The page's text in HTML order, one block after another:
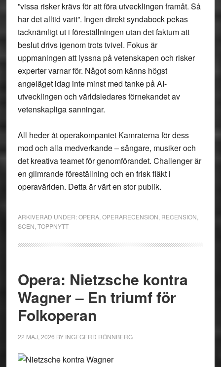
”vissa risker krävs för att föra utvecklingen framåt. Så
har det alltid varit”. Ingen direkt syndabock pekas
tacknämligt ut i föreställningen utan det faktum att
beslut drivs igenom trots tvivel. Fokus är
uppmaningen att lyssna på vetenskapen och risker
experter varnar för. Något som känns högst
angeläget idag inte minst med tanke på AI-
utvecklingen och världsledares förnekandet av
vetenskapliga sanningar.
All heder åt operakompaniet Kamraterna för dess
mod och alla medverkande – sångare, musiker och
det kreativa teamet för genomförandet. Challenger är
en glimrande föreställning och en frisk fläkt i
operavärlden. Detta är värt en stor publik.
ARKIVERAD UNDER:OPERA, OPERARECENSION RECENSION
SCEN TOPPNYTT
Opera: Nietzsche kontra
Wagner – En triumf för
Folkoperan
22 MAJ, 2026 BY INGEGERD RÖNNBERG